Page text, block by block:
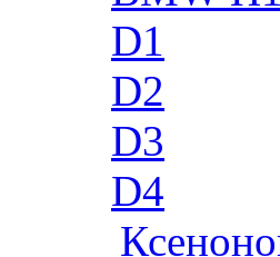
D1
D2
D3
D4